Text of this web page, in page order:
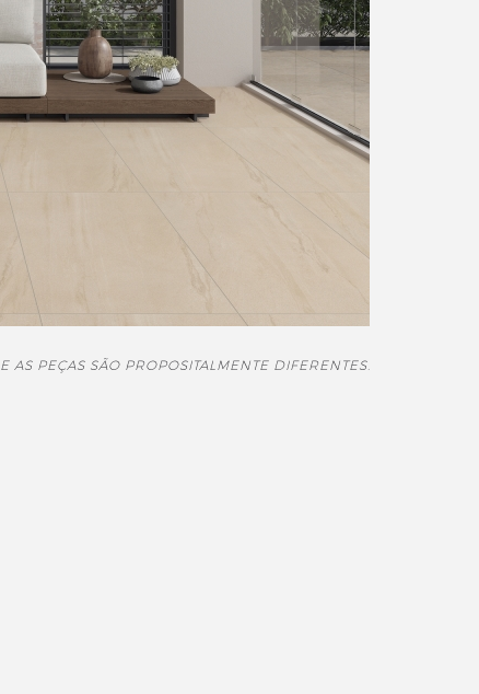
PEÇAS SÃO PROPOSITALMENTE DIFERENTES.